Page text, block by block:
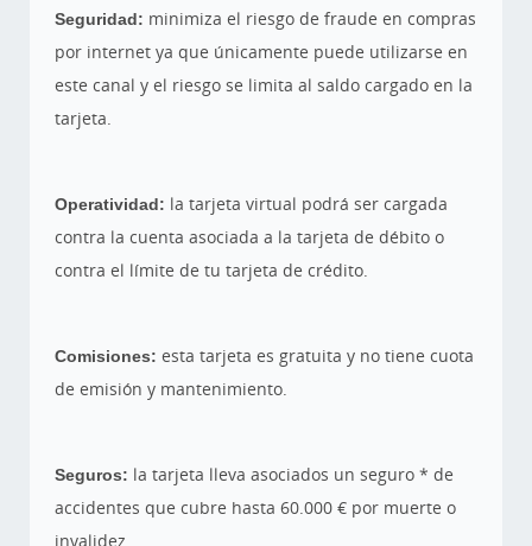
Seguridad: minimiza el riesgo de fraude en compras
por internet ya que únicamente puede utilizarse en
este canal y el riesgo se limita al saldo cargado en la
tarjeta.
Operatividad: la tarjeta virtual podrá ser cargada
contra la cuenta asociada a la tarjeta de débito o
contra el límite de tu tarjeta de crédito.
Comisiones: esta tarjeta es gratuita y no tiene cuota
de emisión y mantenimiento.
Seguros: la tarjeta lleva asociados un seguro * de
accidentes que cubre hasta 60.000 € por muerte o
invalidez.